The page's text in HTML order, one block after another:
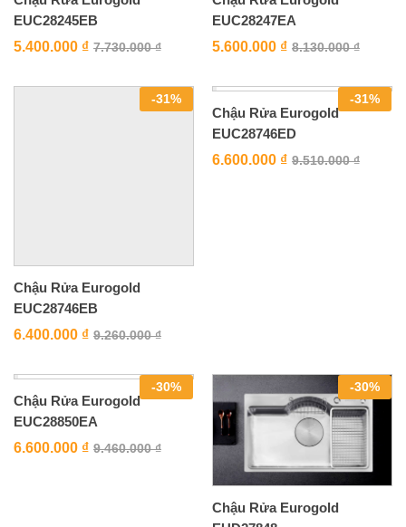
EUC28245EB
5.400.000 ₫ 7.730.000₫
EUC28247EA
5.600.000 ₫ 8.130.000₫
-31%
Chậu Rửa Eurogold
EUC28746EB
6.400.000 ₫ 9.260.000₫
-31%
Chậu Rửa Eurogold
EUC28746ED
6.600.000 ₫ 9.510.000₫
-30%
Chậu Rửa Eurogold
EUC28850EA
6.600.000 ₫ 9.460.000₫
-30%
Chậu Rửa Eurogold